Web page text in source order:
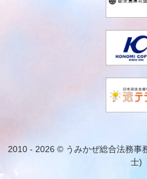
2010 - 2026 © うみかぜ総合法務事
士)